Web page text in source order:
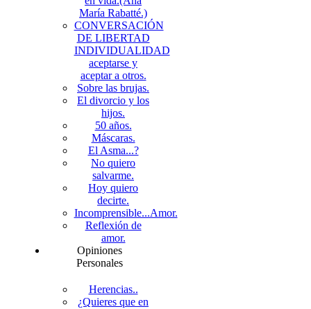
María Rabatté.)
CONVERSACIÓN
DE LIBERTAD
INDIVIDUALIDAD
aceptarse y
aceptar a otros.
Sobre las brujas.
El divorcio y los
hijos.
50 años.
Máscaras.
El Asma...?
No quiero
salvarme.
Hoy quiero
decirte.
Incomprensible...Amor.
Reflexión de
amor.
Opiniones
Personales
Herencias..
¿Quieres que en